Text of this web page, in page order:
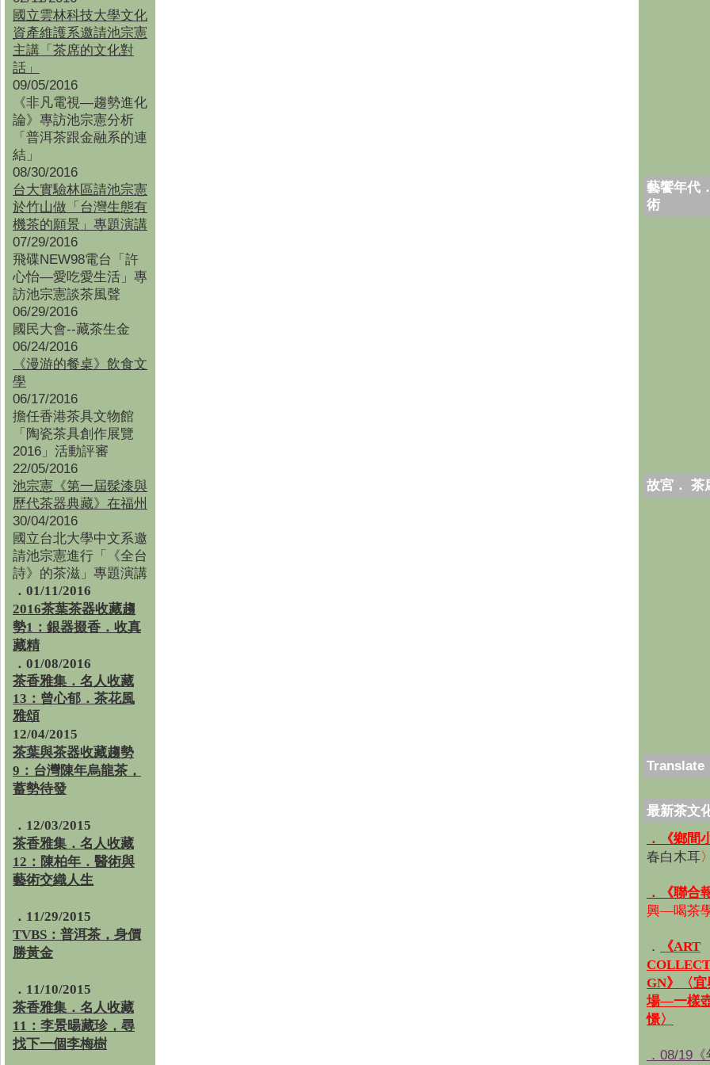
國立雲林科技大學文化
資產維護系邀請池宗憲
主講「茶席的文化對
話」
09/05/2016
《非凡電視—趨勢進化
論》專訪池宗憲分析
「普洱茶跟金融系的連
結」
08/30/2016
台大實驗林區請池宗憲
於竹山做「台灣生態有
機茶的願景」專題演講
07/29/2016
飛碟NEW98電台「許
心怡—愛吃愛生活」專
訪池宗憲談茶風聲
06/29/2016
國民大會--藏茶生金
06/24/2016
《漫游的餐桌》飲食文
學
06/17/2016
擔任香港茶具文物館
「陶瓷茶具創作展覽
2016」活動評審
22/05/2016
池宗憲《第一屆髹漆與
歷代茶器典藏》在福州
30/04/2016
國立台北大學中文系邀
請池宗憲進行「《全台
詩》的茶滋」專題演講
．01/11/2016
2016茶葉茶器收藏趨
勢1：銀器掇香．收真
藏精
．01/08/2016
茶香雅集 ． 名人收藏
13：曾心郁．茶花風
雅頌
12/04/2015
茶葉與茶器收藏趨勢
9：台灣陳年烏龍茶，
蓄勢待發
．12/03/2015
茶香雅集．名人收藏
12：陳柏年．醫術與
藝術交織人生
．11/29/2015
TVBS：普洱茶，身價
勝黃金
．11/10/2015
茶香雅集．名人收藏
11：李景暘藏珍，尋
找下一個李梅樹
藝饗年代
術
故宮． 茶
Translate
最新茶文
．《鄉間
春白木耳〉
．《聯合
興—喝茶
．
《ART
GN》〈
場—一樣
憬〉
．08/19